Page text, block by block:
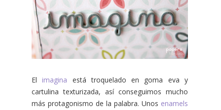
El imagina está troquelado en goma eva y
cartulina texturizada, así conseguimos mucho
más protagonismo de la palabra. Unos enamels